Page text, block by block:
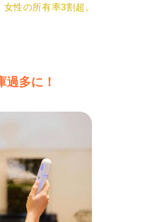
性の所有率3割超。
過多に！